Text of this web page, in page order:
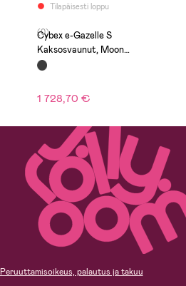
Tilapäisesti loppu
(0)
Cybex e-Gazelle S
Kaksosvaunut, Moon
Black/Black
1 728,70 €
Peruuttamisoikeus, palautus ja takuu